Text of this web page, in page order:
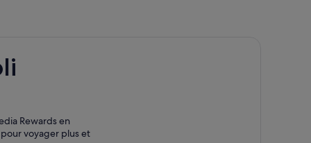
Rewards en
voyager plus et